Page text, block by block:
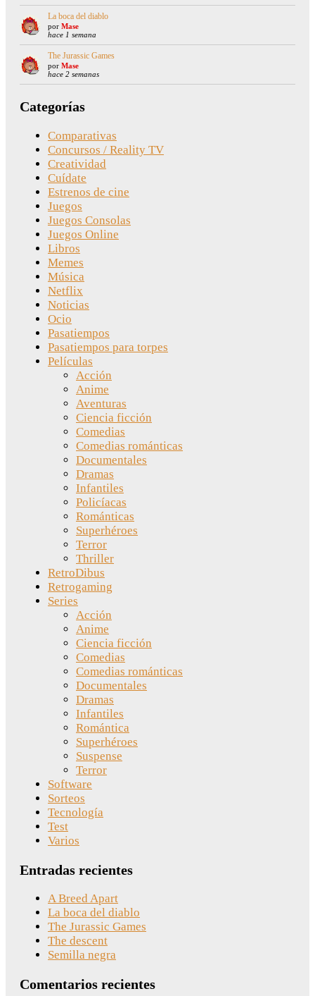
La boca del diablo
por Mase
hace 1 semana
The Jurassic Games
por Mase
hace 2 semanas
Categorías
Comparativas
Concursos / Reality TV
Creatividad
Cuídate
Estrenos de cine
Juegos
Juegos Consolas
Juegos Online
Libros
Memes
Música
Netflix
Noticias
Ocio
Pasatiempos
Pasatiempos para torpes
Películas
Acción
Anime
Aventuras
Ciencia ficción
Comedias
Comedias románticas
Documentales
Dramas
Infantiles
Policíacas
Románticas
Superhéroes
Terror
Thriller
RetroDibus
Retrogaming
Series
Acción
Anime
Ciencia ficción
Comedias
Comedias románticas
Documentales
Dramas
Infantiles
Romántica
Superhéroes
Suspense
Terror
Software
Sorteos
Tecnología
Test
Varios
Entradas recientes
A Breed Apart
La boca del diablo
The Jurassic Games
The descent
Semilla negra
Comentarios recientes